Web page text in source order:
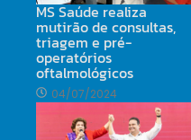
MS Saúde realiza
mutirão de consultas,
triagem e pré-
operatórios
oftalmológicos
04/07/2024